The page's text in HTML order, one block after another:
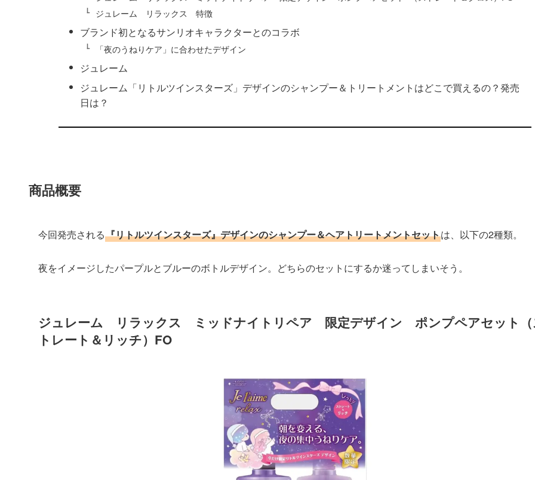
ジュレーム リラックス 特徴
ブランド初となるサンリオキャラクターとのコラボ
「夜のうねりケア」に合わせたデザイン
ジュレーム
ジュレーム「リトルツインスターズ」デザインのシャンプー＆トリートメントはどこで買えるの？発売
日は？
商品概要
今回発売される『リトルツインスターズ』デザインのシャンプー＆ヘアトリートメントセットは、以下の2種類。
夜をイメージしたパープルとブルーのボトルデザイン。どちらのセットにするか迷ってしまいそう。
ジュレーム リラックス ミッドナイトリペア 限定デザイン ポンプペアセット（
トレート＆リッチ）FO